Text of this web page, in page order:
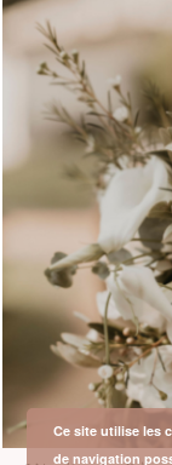
Ce site utilise les
de navigation